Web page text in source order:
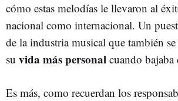
cómo estas melodías le llevaron al
nacional como internacional. Un
de la industria musical que también
su vida más personal cuando bajaba
Es más, como recuerdan los